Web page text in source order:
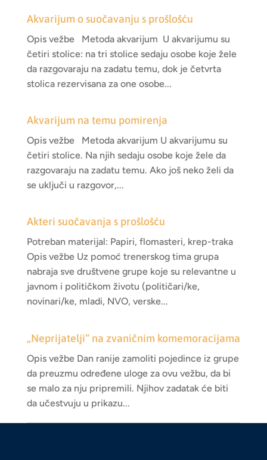
Akvarijum o suočavanju s prošlošću
Opis vežbe Metoda akvarijum U akvarijumu su
četiri stolice: na tri stolice sedaju osobe koje žele
da razgovaraju na zadatu temu, dok je četvrta
stolica rezervisana za one osobe...
Akvarijum na temu pomirenja
Opis vežbe Metoda akvarijum U akvarijumu su
četiri stolice. Na njih sedaju osobe koje žele da
razgovaraju na zadatu temu. Ako još neko želi da
se uključi u razgovor,...
Akteri suočavanja s prošlošću
Potreban materijal: Papiri, flomasteri, krep-traka
Opis vežbe Uz pomoć trenerskog tima grupa
nabraja sve društvene grupe koje su relevantne u
javnom i političkom životu (političari/ke,
novinari/ke, mladi, NVO, verske...
„Neprijatelji“ na zvaničnim komemoracijama
Opis vežbe Dan ranije zamoliti pojedince iz grupe
da preuzmu određene uloge za ovu vežbu, da bi
se malo za nju pripremili. Njihov zadatak će biti
da učestvuju u prikazu...